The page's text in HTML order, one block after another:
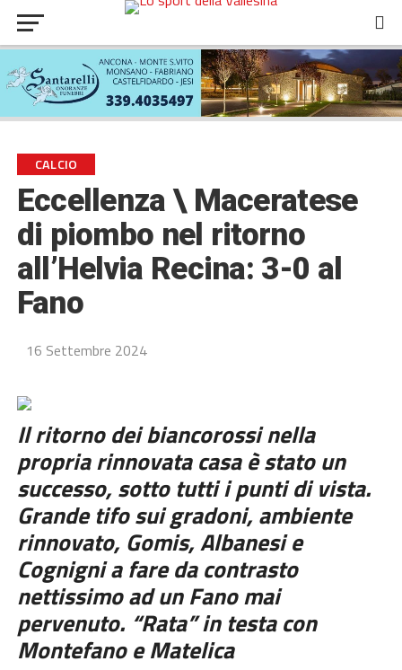
CALCIO
Eccellenza \ Maceratese
di piombo nel ritorno
all’Helvia Recina: 3-0 al
Fano
16 Settembre 2024
Il ritorno dei biancorossi nella
propria rinnovata casa è stato un
successo, sotto tutti i punti di vista.
Grande tifo sui gradoni, ambiente
rinnovato, Gomis, Albanesi e
Cognigni a fare da contrasto
nettissimo ad un Fano mai
pervenuto. “Rata” in testa con
Montefano e Matelica